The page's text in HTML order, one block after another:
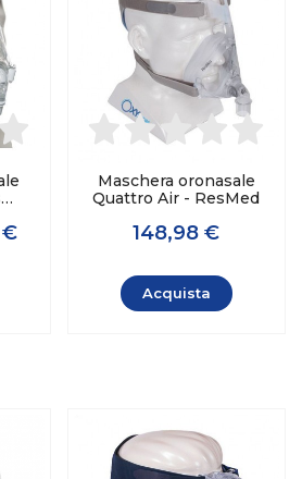
€
Maschera oronasale
Quattro Air - ResMed
148,98 €
Acquista